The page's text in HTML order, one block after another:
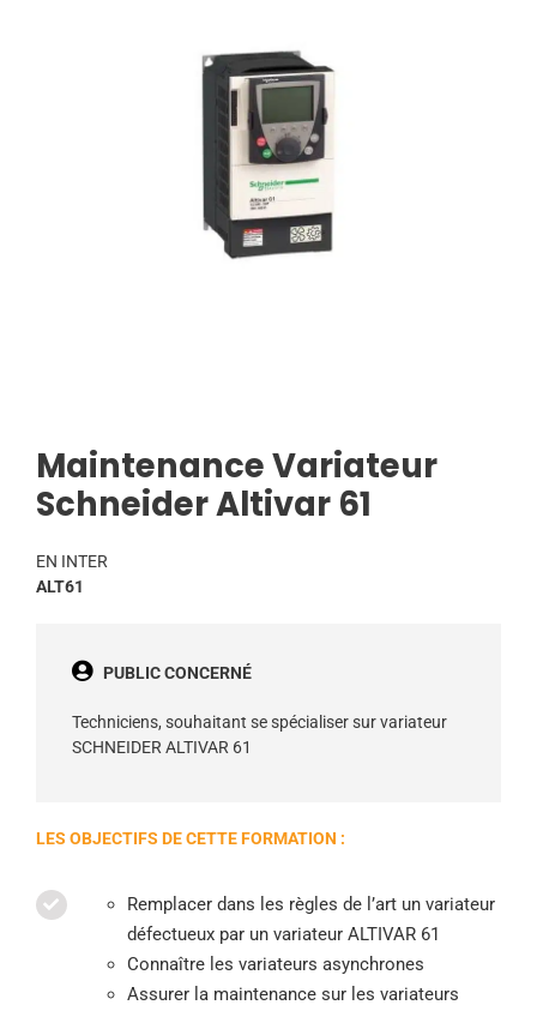
Maintenance Variateur
Schneider Altivar 61
EN INTER
ALT61
PUBLIC CONCERNÉ
Techniciens, souhaitant se spécialiser sur variateur
SCHNEIDER ALTIVAR 61
LES OBJECTIFS DE CETTE FORMATION :
Remplacer dans les règles de l’art un variateur
défectueux par un variateur ALTIVAR 61
Connaître les variateurs asynchrones
Assurer la maintenance sur les variateurs